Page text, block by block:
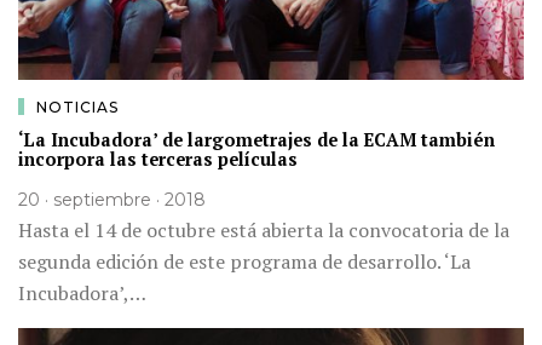
NOTICIAS
‘La Incubadora’ de largometrajes de la ECAM también
incorpora las terceras películas
20 · septiembre · 2018
Hasta el 14 de octubre está abierta la convocatoria de la
segunda edición de este programa de desarrollo. ‘La
Incubadora’,…